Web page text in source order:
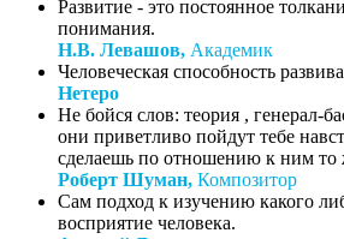
Развитие - это постоянное
понимания.
Н.В. Левашов, Академик
Человеческая способность
Нетеро
Не бойся слов: теория , генерал-
они приветливо пойдут тебе
сделаешь по отношению к ним то
Роберт Шуман, Композитор
Сам подход к изучению какого
восприятие человека.